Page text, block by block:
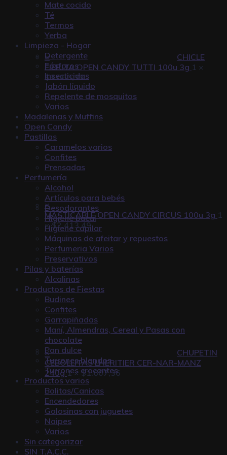
×
CHICLE
FIERITA OPEN CANDY TUTTI 100u 3g 1 ×
$3.050,32
×
MASTICABLE OPEN CANDY CIRCUS 100u 3g 1
×$2.413,49
×
CHUPETIN
CEBOLLITAS LHERITIER CER-NAR-MANZ
240g1 ×$1.607,36
Mate cocido
Té
Termos
Yerba
Limpieza - Hogar
Detergente
Fósforos
Insecticidas
Jabón líquido
Repelente de mosquitos
Varios
Madalenas y Muffins
Open Candy
Pastillas
Caramelos varios
Confites
Prensadas
Perfumería
Alcohol
Artículos para bebés
Desodorantes
Higiene bucal
Higiene capilar
Máquinas de afeitar y repuestos
Perfumeria Varios
Preservativos
Pilas y baterías
Alcalinas
Productos de Fiestas
Budines
Confites
Garrapiñadas
Maní, Almendras, Cereal y Pasas con
chocolate
Pan dulce
Turrones blandos
Turrones crocantes
Productos varios
Bolitas/Canicas
Encendedores
Golosinas con juguetes
Naipes
Varios
Sin categorizar
SIN T.A.C.C.